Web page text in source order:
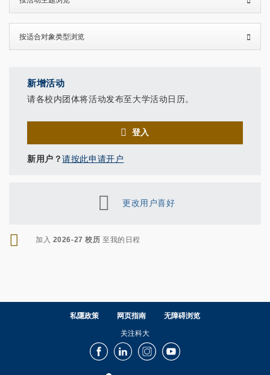
新增活动
请各校内团体将活动发布至大学活动日历。
登入
新用户？请按此申请开户
更改用户喜好
RSS
加入 2026-27 校历 至我的日程
私隱政策 网页指南 无障碍浏览
关注科大
FacebookLinkedInInstagramYoutube